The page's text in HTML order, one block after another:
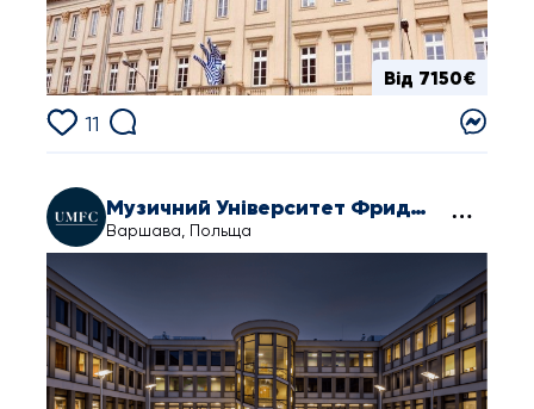
Від 7150€
11
Музичний Університет Фридерика Шопена
Варшава, Польща